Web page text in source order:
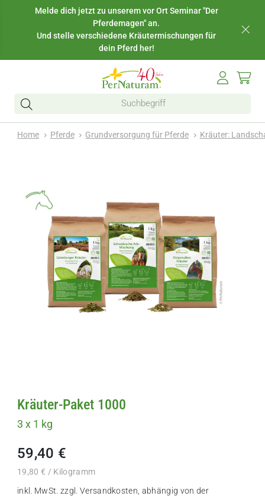
Melde dich jetzt zu unserem vor Ort Seminar "Der
Pferdemagen" an.
Und stelle verschiedene Kräutermischungen für
dein Pferd her!
Home Pferde Grundversorgung für Pferde Kräuter:
Kräuter-Paket 1000
3 x 1 kg
59,40 €
19,80 € / Kilogramm
inkl. MwSt. zzgl. Versandkosten , abhängig von der